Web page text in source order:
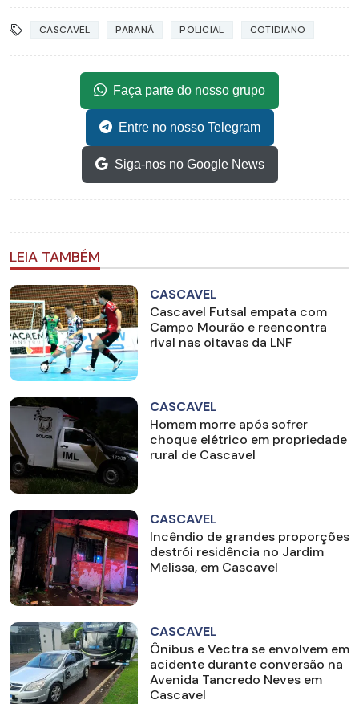
CASCAVEL PARANÁ POLICIAL COTIDIANO
Faça parte do nosso grupo
Entre no nosso Telegram
Siga-nos no Google News
LEIA TAMBÉM
CASCAVEL
Cascavel Futsal empata com
Campo Mourão e reencontra
rival nas oitavas da LNF
CASCAVEL
Homem morre após sofrer
choque elétrico em propriedade
rural de Cascavel
CASCAVEL
Incêndio de grandes proporções
destrói residência no Jardim
Melissa, em Cascavel
CASCAVEL
Ônibus e Vectra se envolvem em
acidente durante conversão na
Avenida Tancredo Neves em
Cascavel